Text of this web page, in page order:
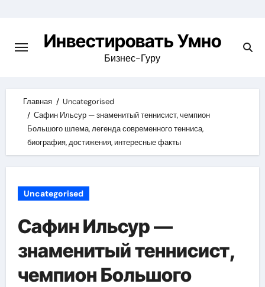
content
Инвестировать Умно
Бизнес-Гуру
Главная
Uncategorised
Сафин Ильсур — знаменитый теннисист, чемпион
Большого шлема, легенда современного тенниса,
биография, достижения, интересные факты
Uncategorised
Сафин Ильсур —
знаменитый теннисист,
чемпион Большого